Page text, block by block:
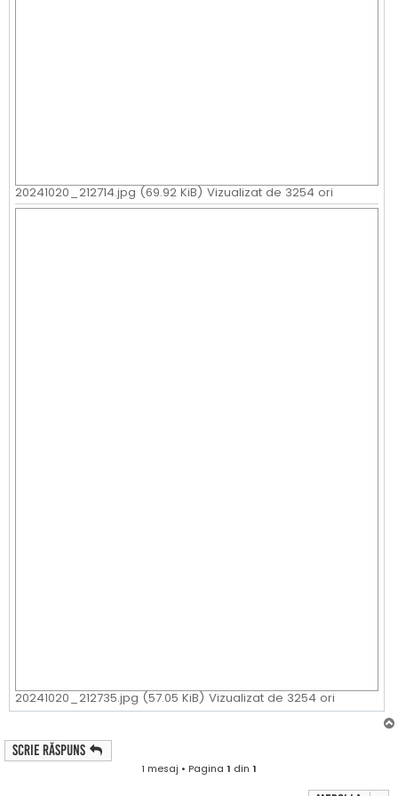
20241020_212714.jpg (69.92 KiB) Vizualizat de 3254 ori
20241020_212735.jpg (57.05 KiB) Vizualizat de 3254 ori
Scrie răspuns
1 mesaj • Pagina 1 din 1